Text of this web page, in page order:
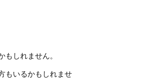
しれません。
もいるかもしれませ